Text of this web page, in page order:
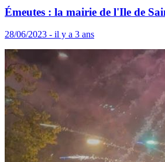
Émeutes : la mairie de l'Ile de
28/06/2023 - il y a 3 ans